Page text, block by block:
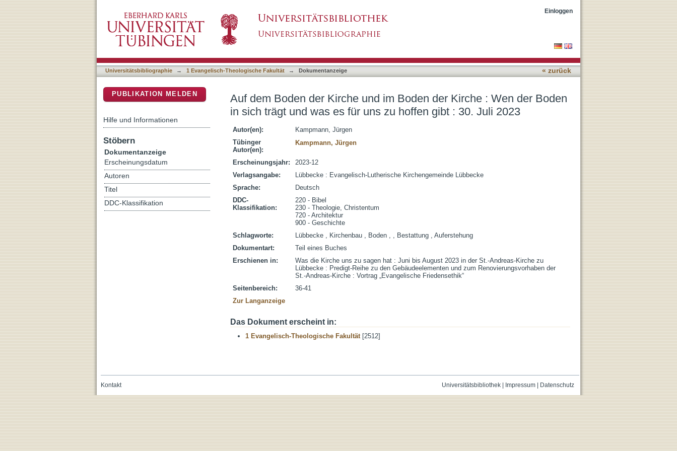
Auf dem Boden der Kirche und im Boden der Kirche : Wen der Boden in sich trägt und was es für
uns zu hoffen gibt : 30. Juli 2023
Einloggen
Universitätsbibliographie → 1 Evangelisch-Theologische Fakultät → Dokumentanzeige « zurück
Auf dem Boden der Kirche und im Boden der Kirche : Wen der Boden
in sich trägt und was es für uns zu hoffen gibt : 30. Juli 2023
Autor(en):
Kampmann, Jürgen
Tübinger
Autor(en):
Kampmann, Jürgen
Erscheinungsjahr:
2023-12
Verlagsangabe:
Lübbecke : Evangelisch-Lutherische Kirchengemeinde Lübbecke
Sprache:
Deutsch
DDC-
Klassifikation:
220 - Bibel
230 - Theologie, Christentum
720 - Architektur
900 - Geschichte
Schlagworte:
Lübbecke , Kirchenbau , Boden , , Bestattung , Auferstehung
Dokumentart:
Teil eines Buches
Erschienen in:
Was die Kirche uns zu sagen hat : Juni bis August 2023 in der St.-Andreas-Kirche zu
Lübbecke : Predigt-Reihe zu den Gebäudeelementen und zum Renovierungsvorhaben der
St.-Andreas-Kirche : Vortrag „Evangelische Friedensethik“
Seitenbereich:
36-41
Zur Langanzeige
Das Dokument erscheint in:
1 Evangelisch-Theologische Fakultät[2512]
PUBLIKATION MELDEN
Hilfe und Informationen
Stöbern
Dokumentanzeige
Erscheinungsdatum
Autoren
Titel
DDC-Klassifikation
Universitätsbibliothek| Impressum| Datenschutz
Kontakt